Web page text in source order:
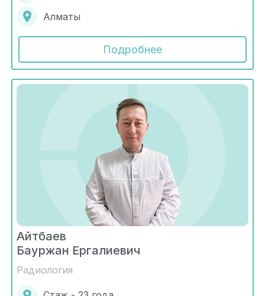
Алматы
Подробнее
Айтбаев
Бауржан Ергалиевич
Радиология